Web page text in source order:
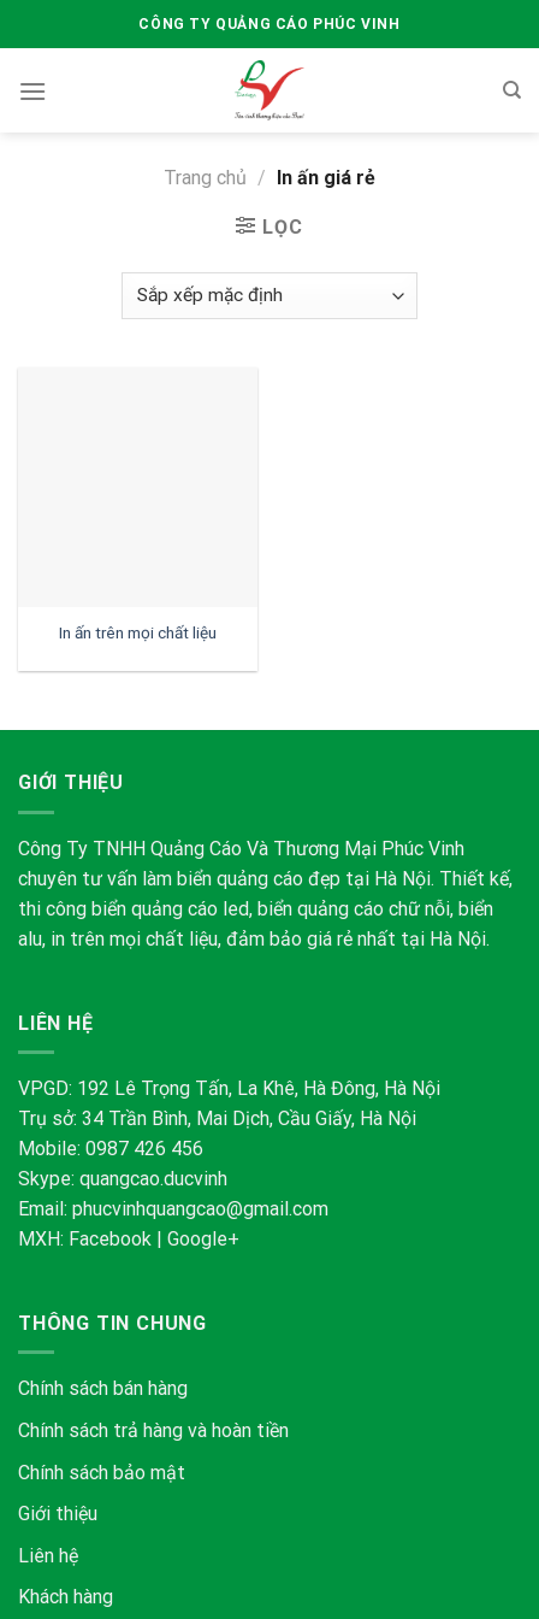
to
CÔNG TY QUẢNG CÁO PHÚC VINH
Trang chủ / In ấn giá rẻ
LỌC
In ấn trên mọi chất liệu
GIỚI THIỆU
Công Ty TNHH Quảng Cáo Và Thương Mại Phúc Vinh
chuyên tư vấn làm biển quảng cáo đẹp tại Hà Nội. Thiết kế,
thi công biển quảng cáo led, biển quảng cáo chữ nỗi, biển
alu, in trên mọi chất liệu, đảm bảo giá rẻ nhất tại Hà Nội.
LIÊN HỆ
VPGD: 192 Lê Trọng Tấn, La Khê, Hà Đông, Hà Nội
Trụ sở: 34 Trần Bình, Mai Dịch, Cầu Giấy, Hà Nội
Mobile: 0987 426 456
Skype: quangcao.ducvinh
Email: phucvinhquangcao@gmail.com
MXH: Facebook | Google+
THÔNG TIN CHUNG
Chính sách bán hàng
Chính sách trả hàng và hoàn tiền
Chính sách bảo mật
Giới thiệu
Liên hệ
Khách hàng